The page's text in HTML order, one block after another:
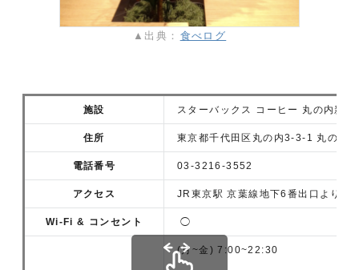
▲出典： 食べログ
施設 スターバックス コーヒー 丸の内新東
住所 東京都千代田区丸の内3-3-1 丸の内
電話番号 03-3216-3552
アクセス JR東京駅 京葉線地下6番出口より徒
Wi-Fi & コンセント ◯
(月~金) 7:00~22:30